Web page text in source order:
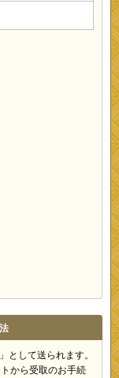
として送られます。
から受取のお手続